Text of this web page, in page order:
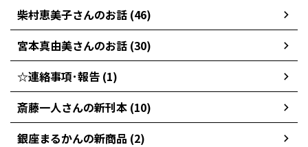
柴村恵美子さんのお話 (46)
宮本真由美さんのお話 (30)
☆連絡事項･報告 (1)
斎藤一人さんの新刊本 (10)
銀座まるかんの新商品 (2)